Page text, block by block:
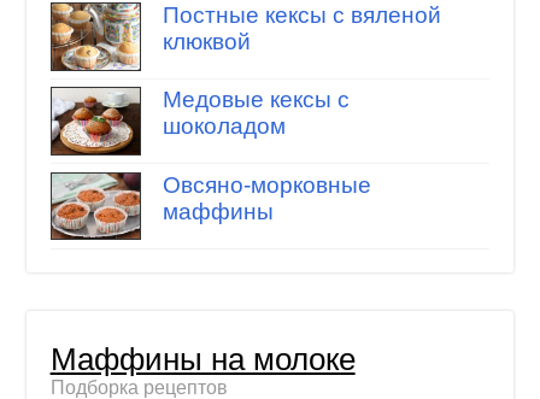
Постные кексы с вяленой
клюквой
Медовые кексы с
шоколадом
Овсяно-морковные
маффины
Маффины на молоке
Подборка рецептов